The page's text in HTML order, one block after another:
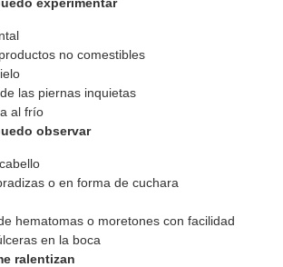
no comestibles
las piernas inquietas
al frío
observar
o en forma de cuchara
hematomas o moretones con facilidad
en la boca
ralentizan